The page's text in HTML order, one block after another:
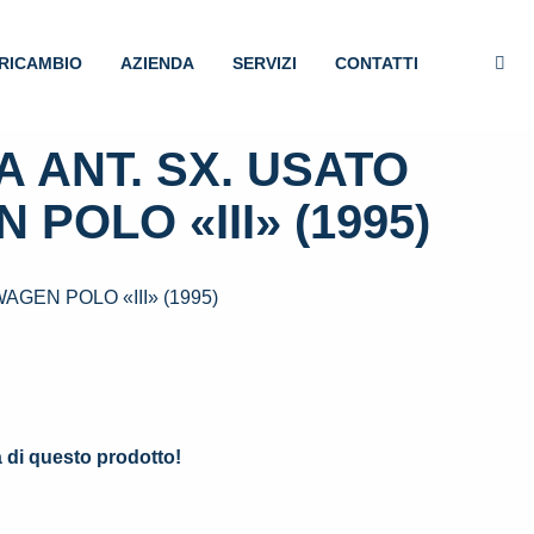
AZIENDA SERVIZI CONTATTI
ANT. SX. USATO
POLO «III» (1995)
POLO «III» (1995)
di questo prodotto!